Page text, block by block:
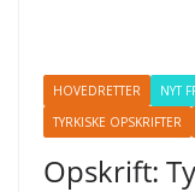
HOVEDRETTER NYT
TYRKISKE OPSKRIFTER
Opskrift: